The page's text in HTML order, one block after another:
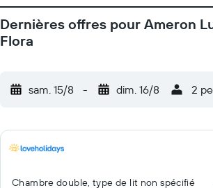
Dernières offres pour Ameron
Flora
sam. 15/8 - dim. 16/8 2
Chambre double, type de lit non spécifié